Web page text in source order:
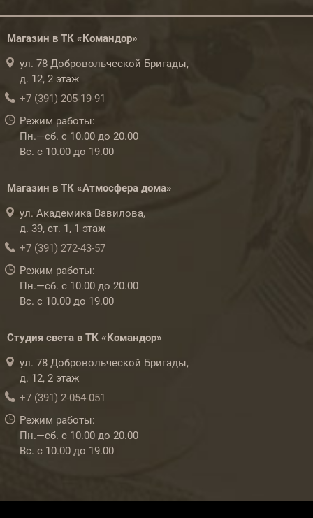
Магазин в ТК «Командор»
ул. 78 Добровольческой Бригады,
д. 12, 2 этаж
+7 (391) 205-19-91
Режим работы:
Пн.—сб. с 10.00 до 20.00
Вс. с 10.00 до 19.00
Магазин в ТК «Атмосфера дома»
ул. Академика Вавилова,
д. 39, ст. 1, 1 этаж
+7 (391) 272-43-57
Режим работы:
Пн.—сб. с 10.00 до 20.00
Вс. с 10.00 до 19.00
Студия света в ТК «Командор»
ул. 78 Добровольческой Бригады,
д. 12, 2 этаж
+7 (391) 2-054-051
Режим работы:
Пн.—сб. с 10.00 до 20.00
Вс. с 10.00 до 19.00